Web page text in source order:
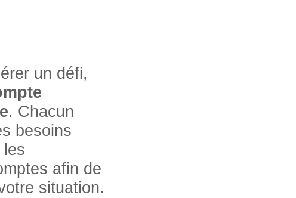
un défi,
. Chacun
besoins
les
afin de
situation.